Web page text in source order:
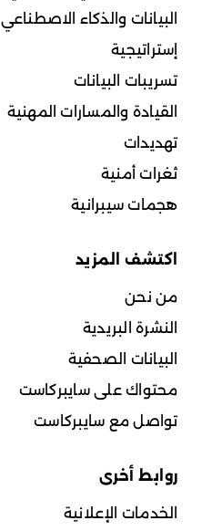
البيانات والذكاء الاصطناعي
إستراتيجية
تسريبات البيانات
القيادة والمسارات المهنية
تهديدات
ثغرات أمنية
هجمات سيبرانية
اكتشف المزيد
من نحن
النشرة البريدية
البيانات الصحفية
محتواك على سايبركاست
تواصل مع سايبركاست
روابط أخرى
الخدمات الإعلانية